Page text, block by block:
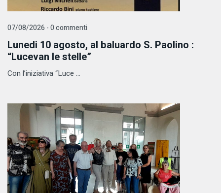
07/08/2026 - 0 commenti
Lunedi 10 agosto, al baluardo S. Paolino :
“Lucevan le stelle”
Con l’iniziativa “Luce ...